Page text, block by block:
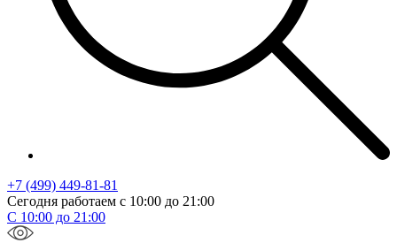
+7 (499) 449-81-81
Сегодня работаем с 10:00 до 21:00
С 10:00 до 21:00